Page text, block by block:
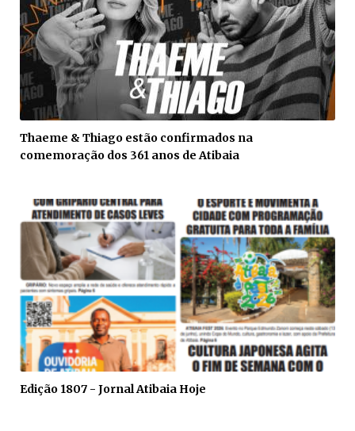
Thaeme & Thiago estão confirmados na
comemoração dos 361 anos de Atibaia
Edição 1807 - Jornal Atibaia Hoje